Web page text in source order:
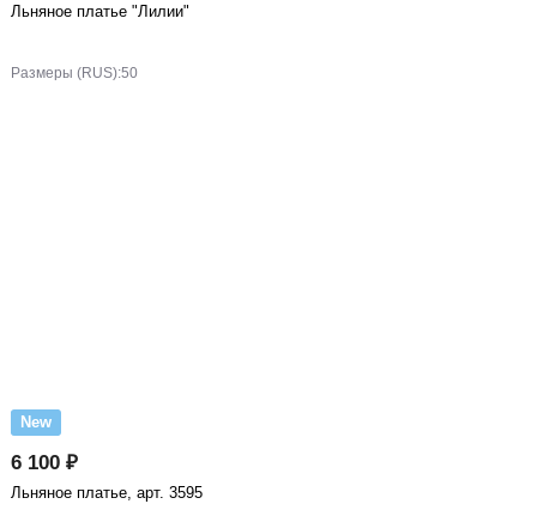
Льняное платье "Лилии"
Размеры (RUS):50
New
6 100 ₽
Льняное платье, арт. 3595